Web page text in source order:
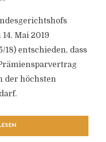
Mai 2019
18) entschieden, dass
der höchsten